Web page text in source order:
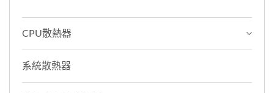
CPU散熱器
系統散熱器